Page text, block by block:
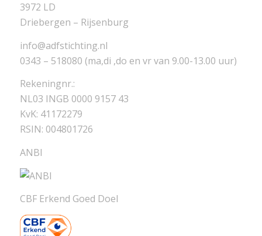
3972 LD
Driebergen – Rijsenburg
info@adfstichting.nl
0343 – 518080 (ma,di ,do en vr van 9.00-13.00 uur)
Rekeningnr.:
NL03 INGB 0000 9157 43
KvK: 41172279
RSIN: 004801726
ANBI
CBF Erkend Goed Doel